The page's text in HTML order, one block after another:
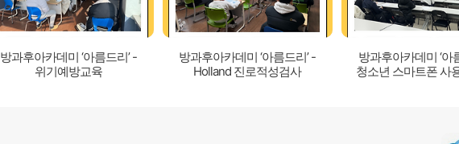
방과후아카데미 ‘아름드리’ -
위기예방교육
방과후아카데미 ‘아름드리’ -
Holland 진로적성검사
방과후아카데미 ‘아
청소년 스마트폰 사